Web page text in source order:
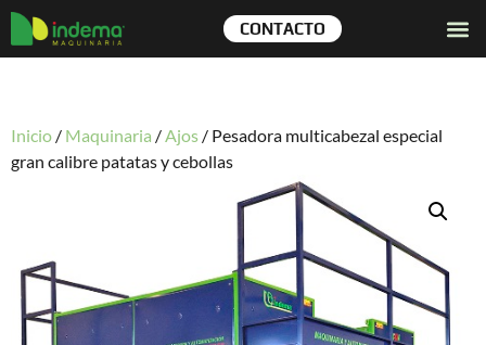
CONTACTO
Inicio / Maquinaria /Ajos / Pesadora multicabezal especial
gran calibre patatas y cebollas